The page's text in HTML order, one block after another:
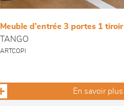
Meuble d’entrée 3 portes 1 tiroir
TANGO
ARTCOPI
En savoir plus